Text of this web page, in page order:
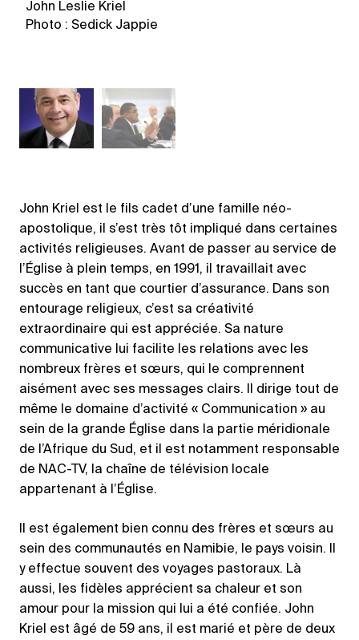
John Leslie Kriel
Photo : Sedick Jappie
John Kriel est le fils cadet d’une famille néo-
apostolique, il s’est très tôt impliqué dans certaines
activités religieuses. Avant de passer au service de
l’Église à plein temps, en 1991, il travaillait avec
succès en tant que courtier d’assurance. Dans son
entourage religieux, c’est sa créativité
extraordinaire qui est appréciée. Sa nature
communicative lui facilite les relations avec les
nombreux frères et sœurs, qui le comprennent
aisément avec ses messages clairs. Il dirige tout de
même le domaine d’activité « Communication » au
sein de la grande Église dans la partie méridionale
de l’Afrique du Sud, et il est notamment responsable
de NAC-TV, la chaîne de télévision locale
appartenant à l’Église.
Il est également bien connu des frères et sœurs au
sein des communautés en Namibie, le pays voisin. Il
y effectue souvent des voyages pastoraux. Là
aussi, les fidèles apprécient sa chaleur et son
amour pour la mission qui lui a été confiée. John
Kriel est âgé de 59 ans, il est marié et père de deux